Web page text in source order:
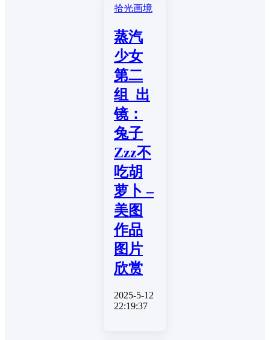
拾光画境
蒸汽
少女
第二
组_出
镜：
兔子
Zzz不
吃胡
萝卜 –
美图
作品
图片
欣赏
2025-5-12
22:19:37